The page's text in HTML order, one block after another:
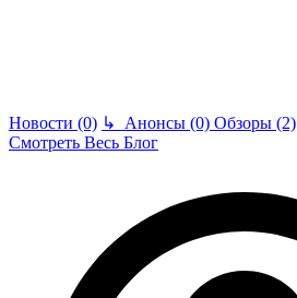
Новости (0) ↳ Анонсы (0) Обзоры (2)
Смотреть Весь Блог